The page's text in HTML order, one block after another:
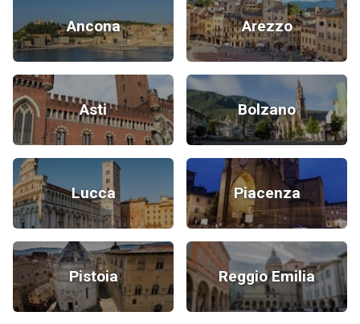
Ancona Arezzo
Asti Bolzano
Lucca Piacenza
Pistoia Reggio Emilia